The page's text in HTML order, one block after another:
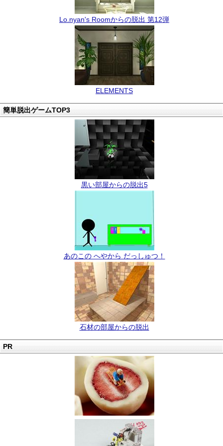
Lo.nyan's Roomからの脱出 第12弾
ELEMENTS
簡単脱出ゲームTOP3
黒い部屋からの脱出5
あのこの へやから だっしゅつ！
石材の部屋からの脱出
PR